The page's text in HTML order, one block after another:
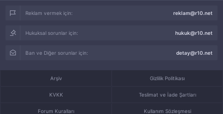
Reklam vermek için: reklam@r10.net
Hukuksal sorunlar için: hukuk@r10.net
Ban ve Diğer sorunlar için: detay@r10.net
Arşiv Gizlilik Politikası
KVKK Teslimat ve İade Şartları
Forum Kuralları Kullanım Sözleşmesi